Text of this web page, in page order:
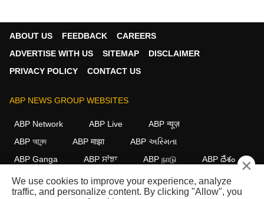
ABOUT US FEEDBACK
CAREERS
ADVERTISE WITH US
SITEMAP
DISCLAIMER
PRIVACY POLICY
CONTACT US
ABP NEWS GROUP WEBSITES
ABP Network ABP Live
ABP न्यूज़
ABP আনন্দ
ABP माझा
ABP અસ્મિતા
ABP Ganga
ABP ਸਾਂਝਾ ABP நாடு ABP దేశం
FOLLOW US
×
We use cookies to improve your experience, analyze
traffic, and personalize content. By clicking "Allow", you